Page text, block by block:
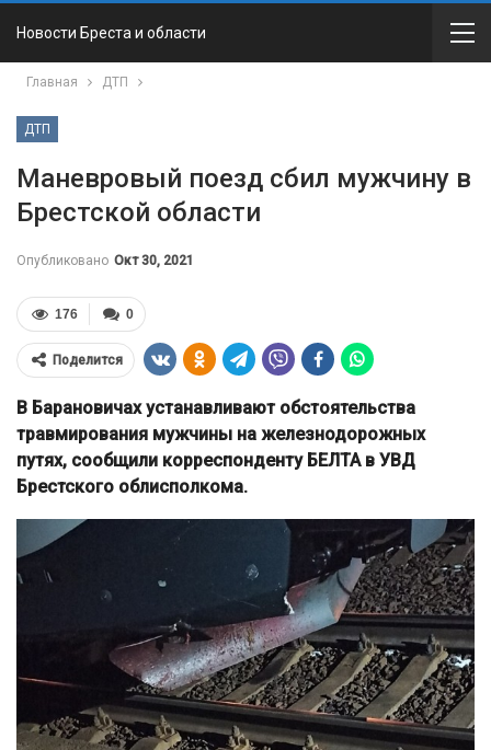
Новости Бреста и области
Главная ДТП
ДТП
Маневровый поезд сбил мужчину в
Брестской области
Опубликовано Окт 30, 2021
0
176
Поделится
В Барановичах устанавливают обстоятельства
травмирования мужчины на железнодорожных
путях, сообщили корреспонденту БЕЛТА в УВД
Брестского облисполкома.